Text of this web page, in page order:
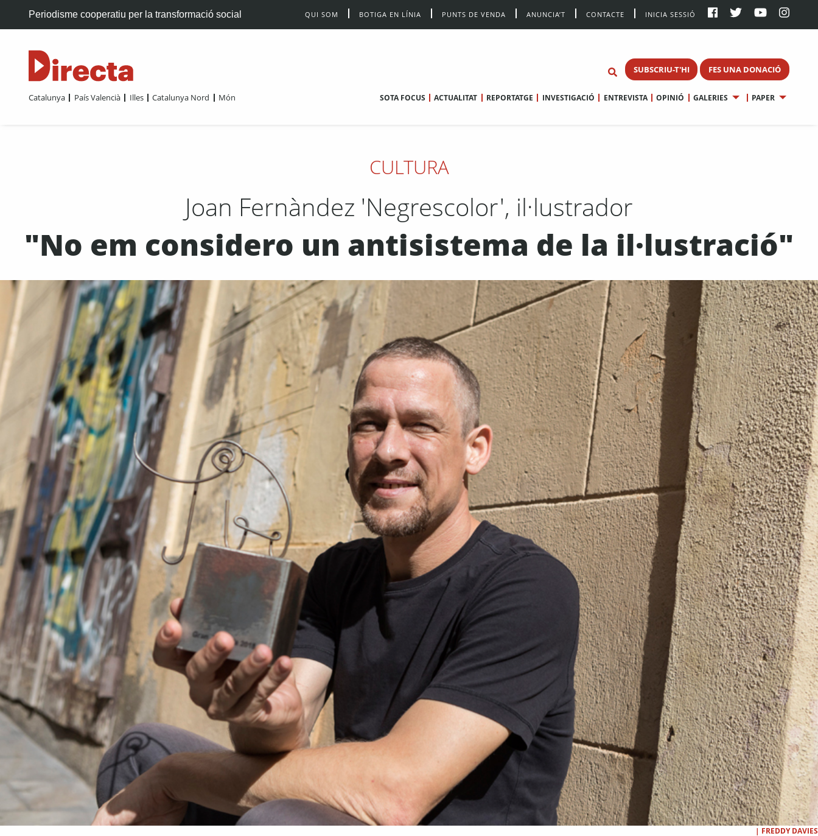
Periodisme cooperatiu per la transformació social QUI SOM BOTIGA EN LÍNIA PUNTS DE VENDA ANUNCIA’T CONTACTE INICIA SESSIÓ
SUBSCRIU-T'HI FES UNA DONACIÓ
Catalunya País Valencià Illes Catalunya Nord Món SOTA FOCUS ACTUALITAT REPORTATGE INVESTIGACIÓ ENTREVISTA OPINIÓ GALERIES PAPER
CULTURA
Joan Fernàndez 'Negrescolor', il·lustrador
"No em considero un antisistema de la il·lustració"
| FREDDY DAVIES